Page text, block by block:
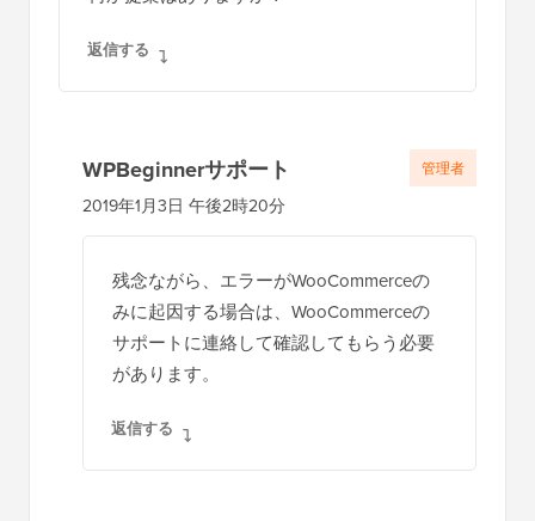
何か提案はありますか？
返信する
WPBeginnerサポート
残念ながら、エラーがWooCommerceの
みに起因する場合は、WooCommerceの
サポートに連絡して確認してもらう必要
があります。
返信する